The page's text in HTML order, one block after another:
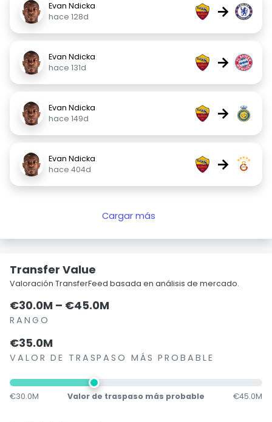
Evan Ndicka
hace 128d
→
Evan Ndicka
hace 131d
→
Evan Ndicka
hace 149d
→
Evan Ndicka
hace 404d
→
Cargar más
Transfer Value
Valoración TransferFeed basada en análisis de mercado.
€30.0M – €45.0M
RANGO
€35.0M
VALOR DE TRASPASO MÁS PROBABLE
€30.0M Valor de traspaso más probable €45.0M